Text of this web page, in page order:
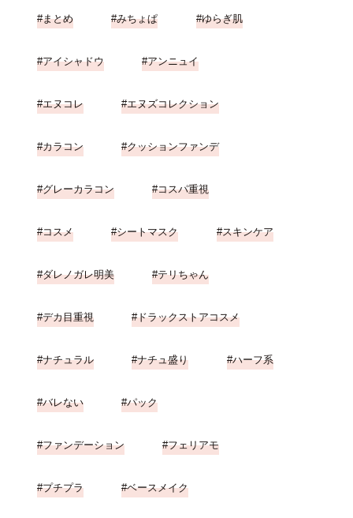
まとめ みちょぱ ゆらぎ肌
アイシャドウ アンニュイ
エヌコレ エヌズコレクション
カラコン クッションファンデ
グレーカラコン コスパ重視
コスメ シートマスク スキンケア
ダレノガレ明美 テリちゃん
デカ目重視 ドラックストアコスメ
ナチュラル ナチュ盛り ハーフ系
バレない パック
ファンデーション フェリアモ
プチプラ ベースメイク